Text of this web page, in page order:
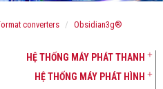
format converters obsidian3g®
HỆ THỐNG MÁY PHÁT THANH
HỆ THỐNG MÁY PHÁT HÌNH